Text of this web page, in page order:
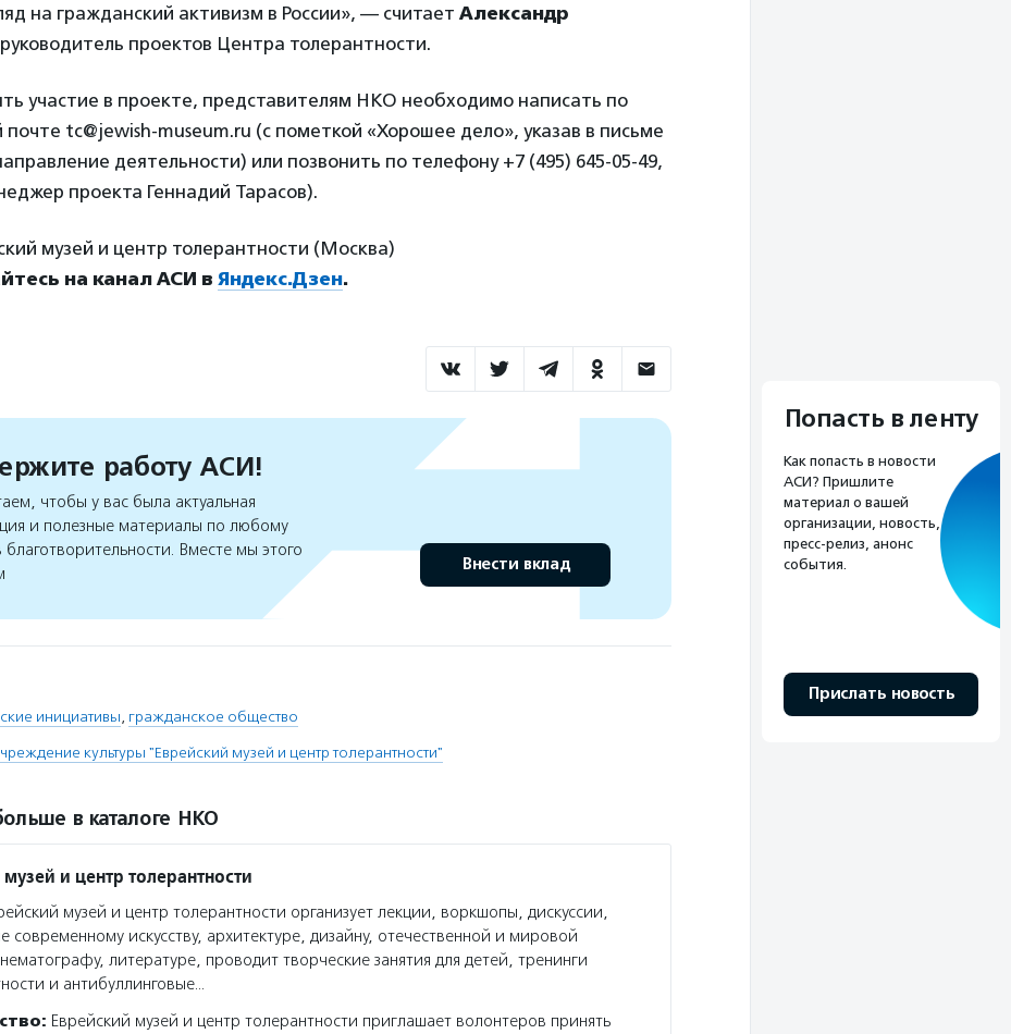
на гражданский активизм в России», — считает Александр
проектов Центра толерантности.
участие в проекте, представителям НКО необходимо написать по
почте tc@jewish-museum.ru (с пометкой «Хорошее дело», указав в письме
деятельности) или позвонить по телефону +7 (495) 645-05-49,
проекта Геннадий Тарасов).
музей и центр толерантности (Москва)
на канал АСИ в Яндекс.Дзен.
работу АСИ!
чтобы у вас была актуальная
и полезные материалы по любому
благотворительности. Вместе мы этого
Внести вклад
инициативы, гражданское общество
культуры "Еврейский музей и центр толерантности"
в каталоге НКО
и центр толерантности
музей и центр толерантности организует лекции, воркшопы, дискуссии,
современному искусству, архитектуре, дизайну, отечественной и мировой
литературе, проводит творческие занятия для детей, тренинги
и антибуллинговые…
Еврейский музей и центр толерантности приглашает волонтеров принять
Попасть в ленту
Как попасть в новости
АСИ? Пришлите
материал о вашей
организации, новость,
пресс-релиз, анонс
события.
Прислать новость